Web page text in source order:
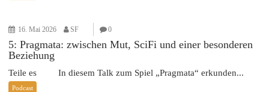
16. Mai 2026 SF 0
5: Pragmata: zwischen Mut, SciFi und einer besonderen
Beziehung
Teile es In diesem Talk zum Spiel „Pragmata“ erkunden...
Podcast